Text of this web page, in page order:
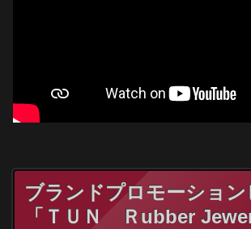
ブランドプロモーション
「ＴＵＮ Ｒubber